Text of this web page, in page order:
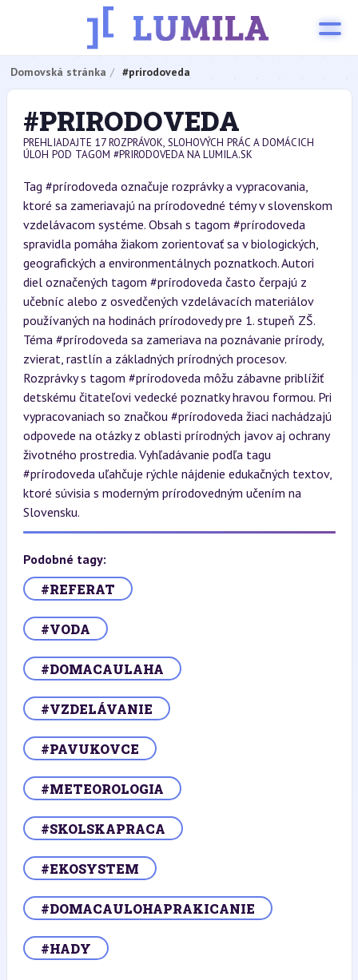
Domovská stránka #prirodoveda
#PRIRODOVEDA
PREHLIADAJTE 17 ROZPRÁVOK, SLOHOVÝCH PRÁC A DOMÁCICH
ÚLOH POD TAGOM #PRIRODOVEDA NA LUMILA.SK
Tag #prírodoveda označuje rozprávky a vypracovania,
ktoré sa zameriavajú na prírodovedné témy v slovenskom
vzdelávacom systéme. Obsah s tagom #prírodoveda
spravidla pomáha žiakom zorientovať sa v biologických,
geografických a environmentálnych poznatkoch. Autori
diel označených tagom #prírodoveda často čerpajú z
učebníc alebo z osvedčených vzdelávacích materiálov
používaných na hodinách prírodovedy pre 1. stupeň ZŠ.
Téma #prírodoveda sa zameriava na poznávanie prírody,
zvierat, rastlín a základných prírodných procesov.
Rozprávky s tagom #prírodoveda môžu zábavne priblížiť
detskému čitateľovi vedecké poznatky hravou formou. Pri
vypracovaniach so značkou #prírodoveda žiaci nachádzajú
odpovede na otázky z oblasti prírodných javov aj ochrany
životného prostredia. Vyhľadávanie podľa tagu
#prírodoveda uľahčuje rýchle nájdenie edukačných textov,
ktoré súvisia s moderným prírodovedným učením na
Slovensku.
Podobné tagy:
#REFERAT
#VODA
#DOMACAULAHA
#VZDELÁVANIE
#PAVUKOVCE
#METEOROLOGIA
#SKOLSKAPRACA
#EKOSYSTEM
#DOMACAULOHAPRAKICANIE
#HADY